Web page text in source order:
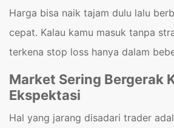
Harga bisa naik tajam dulu lalu
cepat. Kalau kamu masuk tanpa
terkena stop loss hanya dalam
Market Sering Bergerak
Ekspektasi
Hal yang jarang disadari trader